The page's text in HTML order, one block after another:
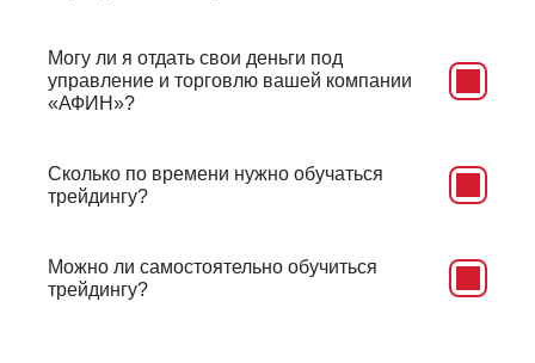
Могу ли я отдать свои деньги под
управление и торговлю вашей компании
«АФИН»?
Сколько по времени нужно обучаться
трейдингу?
Можно ли самостоятельно обучиться
трейдингу?